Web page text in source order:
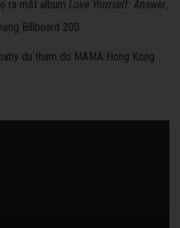
ra mắt album Love Yourself: Answer,
Billboard 200.